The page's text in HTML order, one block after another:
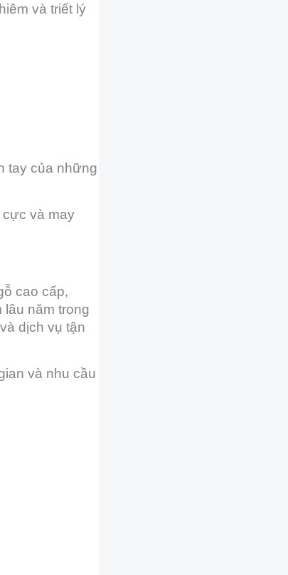
và triết lý
tay của những
cực và may
cao cấp,
năm trong
dịch vụ tận
và nhu cầu